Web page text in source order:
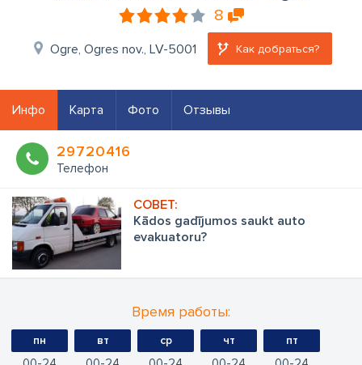
8
Ogre, Ogres nov., LV-5001 Как добраться?
Инфо Карта Фото Отзывы
29720416
Телефон
Kādos gadījumos saukt auto
evakuatoru?
Время работы:
пн вт ср чт пт